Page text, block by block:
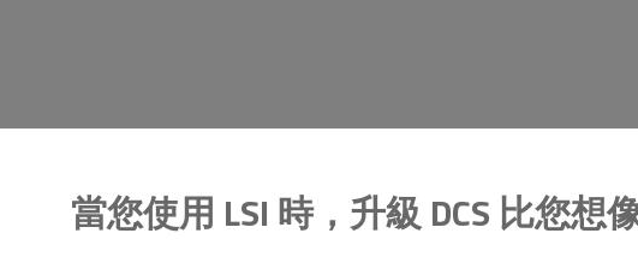
當您使用 LSI 時，升級 DCS 比您想